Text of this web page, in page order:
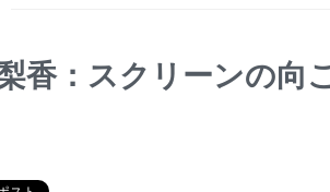
香：スクリーンの向